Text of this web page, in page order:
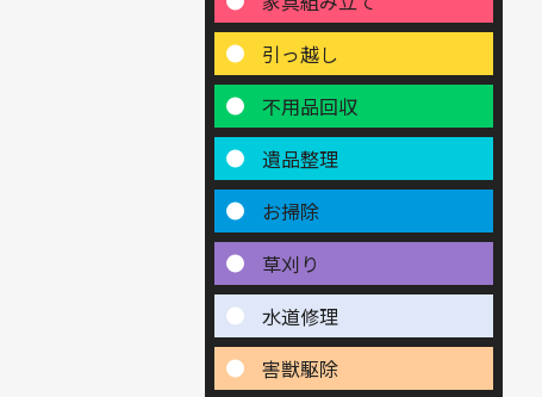
引っ越し
不用品回収
遺品整理
お掃除
草刈り
水道修理
害獣駆除